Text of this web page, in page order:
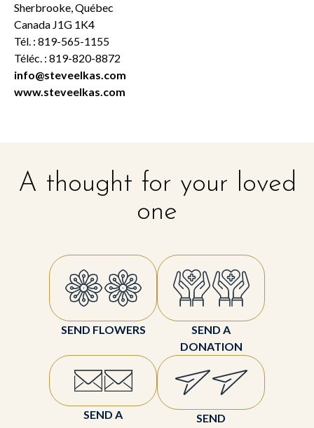
Sherbrooke, Québec
Canada J1G 1K4
Tél. : 819-565-1155
Téléc. : 819-820-8872
info@steveelkas.com
www.steveelkas.com
A thought for your loved
one
SEND FLOWERS
SEND A
DONATION
SEND A
SEND